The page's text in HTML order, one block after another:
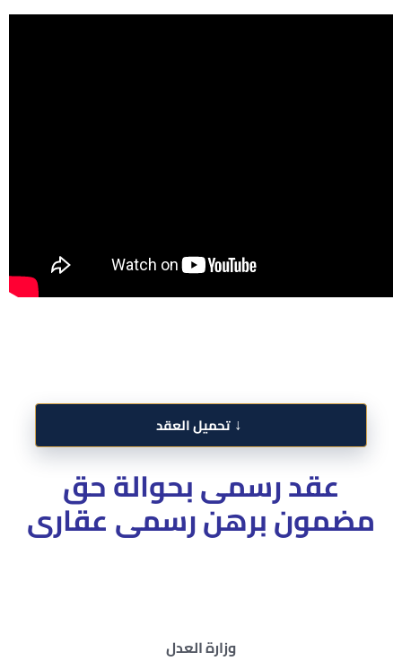
↓ تحميل العقد
عقد رسمى بحوالة حق
مضمون برهن رسمى عقارى
وزارة العدل